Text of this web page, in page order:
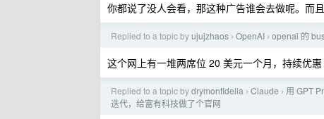
你都说了没人会看，那这种广告谁会去做呢。而
Replied to a topic byujujzhaos › OpenAI › openai 的
这个网上有一堆两席位 20 美元一个月，持续优
Replied to a topic bydrymonfidelia › Claude › 用 GPT
迭代，给富有科技做了个官网